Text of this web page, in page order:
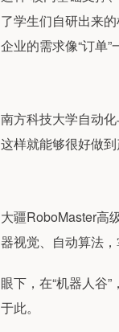
了学生们自研出来
企业的需求像“订单
南方科技大学自动
这样就能够很好做到
大疆RoboMaster高
器视觉、自动算法，
眼下，在“机器人谷
于此。